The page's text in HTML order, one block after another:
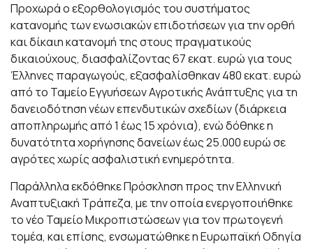
Προχωρά ο εξορθολογισμός του συστήματος
κατανομής των ενωσιακών επιδοτήσεων για την ορθή
και δίκαιη κατανομή της στους πραγματικούς
δικαιούχους, διασφαλίζοντας 67 εκατ. ευρώ για τους
Έλληνες παραγωγούς, εξασφαλίσθηκαν 480 εκατ. ευρώ
από το Ταμείο Εγγυήσεων Αγροτικής Ανάπτυξης για τη
δανειοδότηση νέων επενδυτικών σχεδίων (διάρκεια
αποπληρωμής από 1 έως 15 χρόνια), ενώ δόθηκε η
δυνατότητα χορήγησης δανείων έως 25.000 ευρώ σε
αγρότες χωρίς ασφαλιστική ενημερότητα.
Παράλληλα εκδόθηκε Πρόσκληση προς την Ελληνική
Αναπτυξιακή Τράπεζα, με την οποία ενεργοποιήθηκε
το νέο Ταμείο Μικροπιστώσεων για τον πρωτογενή
τομέα, και επίσης, ενσωματώθηκε η Ευρωπαϊκή Οδηγία